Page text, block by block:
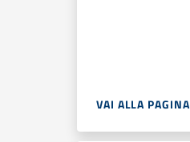
VAI ALLA PAGINA